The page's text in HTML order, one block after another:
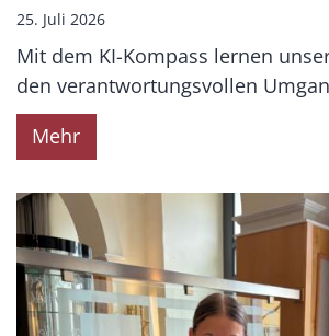
25. Juli 2026
Mit dem KI-Kompass lernen
den verantwortungsvollen
Mehr